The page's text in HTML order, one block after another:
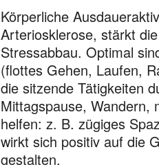
Körperliche
Arteriosklerose, stärkt
Stressabbau. Optimal
(flottes Gehen, Laufen,
die sitzende Tätigkeiten
Mittagspause, Wandern,
helfen: z. B. zügiges
wirkt sich positiv auf die
gestalten.